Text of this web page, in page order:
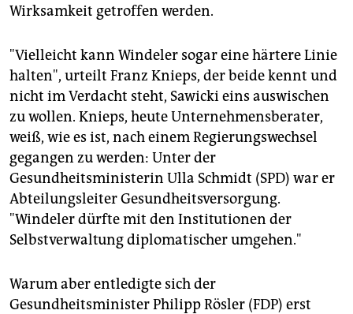
Wirksamkeit getroffen werden.
"Vielleicht kann Windeler sogar eine härtere Linie
halten", urteilt Franz Knieps, der beide kennt und
nicht im Verdacht steht, Sawicki eins auswischen
zu wollen. Knieps, heute Unternehmensberater,
weiß, wie es ist, nach einem Regierungswechsel
gegangen zu werden: Unter der
Gesundheitsministerin Ulla Schmidt (SPD) war er
Abteilungsleiter Gesundheitsversorgung.
"Windeler dürfte mit den Institutionen der
Selbstverwaltung diplomatischer umgehen."
Warum aber entledigte sich der
Gesundheitsminister Philipp Rösler (FDP) erst